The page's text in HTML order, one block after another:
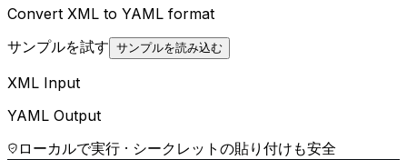
Convert XML to YAML format
サンプルを試す サンプルを読み込む
XML Input
YAML Output
ローカルで実行 · シークレットの貼り付けも安全